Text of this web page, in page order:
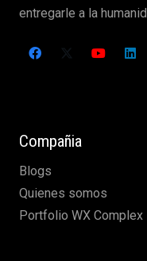
entregarle a la
Compañia
Blogs
Quienes somos
Portfolio WX Complex